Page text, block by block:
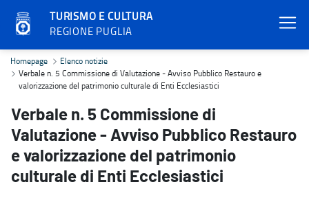
TURISMO E CULTURA
REGIONE PUGLIA
Verbale n. 5 Commissione di Valutazione - Avviso Pubblico
Homepage
Elenco notizie
Verbale n. 5 Commissione di Valutazione - Avviso Pubblico Restauro e
valorizzazione del patrimonio culturale di Enti Ecclesiastici
Verbale n. 5 Commissione di
Valutazione - Avviso Pubblico Restauro
e valorizzazione del patrimonio
culturale di Enti Ecclesiastici